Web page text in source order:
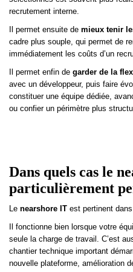
recrutement interne.
Il permet ensuite de mieux tenir
cadre plus souple, qui permet de
immédiatement les coûts d’un
Il permet enfin de garder de la
avec un développeur, puis faire
constituer une équipe dédiée,
ou confier un périmètre plus
Dans quels cas le
particulièrement
Le nearshore IT est pertinent
Il fonctionne bien lorsque votre
seule la charge de travail. C’est
chantier technique important
nouvelle plateforme, amélioration